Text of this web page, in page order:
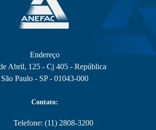
Endereço
Abril, 125 - Cj 405 - República
São Paulo - SP - 01043-000
Contato:
Telefone: (11) 2808-3200